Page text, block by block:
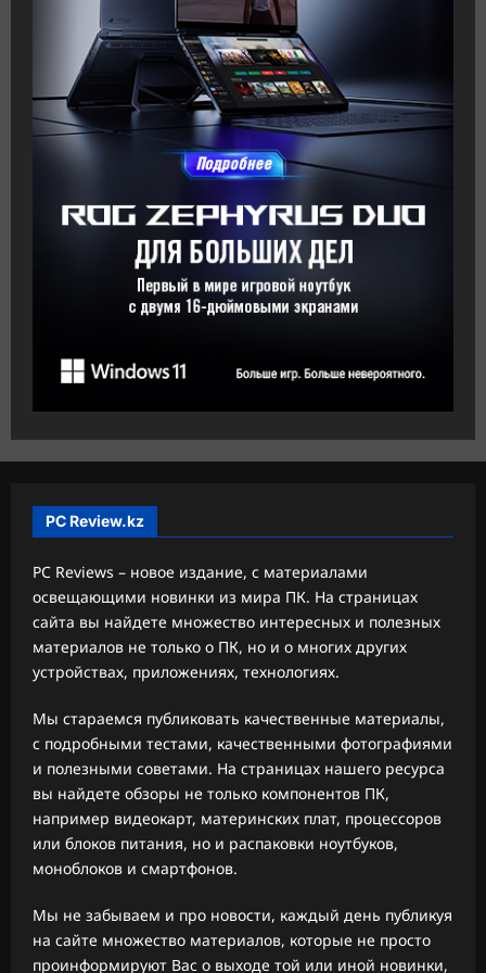
PC Review.kz
PC Reviews – новое издание, с материалами
освещающими новинки из мира ПК. На страницах
сайта вы найдете множество интересных и полезных
материалов не только о ПК, но и о многих других
устройствах, приложениях, технологиях.
Мы стараемся публиковать качественные материалы,
с подробными тестами, качественными фотографиями
и полезными советами. На страницах нашего ресурса
вы найдете обзоры не только компонентов ПК,
например видеокарт, материнских плат, процессоров
или блоков питания, но и распаковки ноутбуков,
моноблоков и смартфонов.
Мы не забываем и про новости, каждый день публикуя
на сайте множество материалов, которые не просто
проинформируют Вас о выходе той или иной новинки,